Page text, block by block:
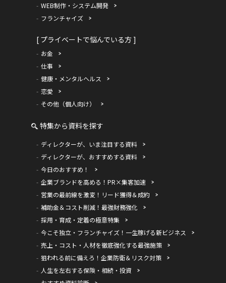
WEB制作・システム開発
フランチャイズ
[ プライベートで悩んでいる方 ]
お金
仕事
健康・メンタルヘルス
恋愛
その他（個人向け）
特集から資料を探す
ディレクターが、いま注目する資料
ディレクターが、おすすめする資料
今日のおすすめ！
企業ブランドを高める！PR×集客加速
営業の最前線を激変！リード獲得＆成約
補助金＆コスト削減！最強財務強化
採用・育成・定着の極意特集
今こそ独立・フランチャイズ！一生稼げる新ビジネス
売上・コスト・人材を徹底強化する最強施策
狙われる前に備えろ！企業防衛＆リスク対策
人生を左右する保険・相続・投資